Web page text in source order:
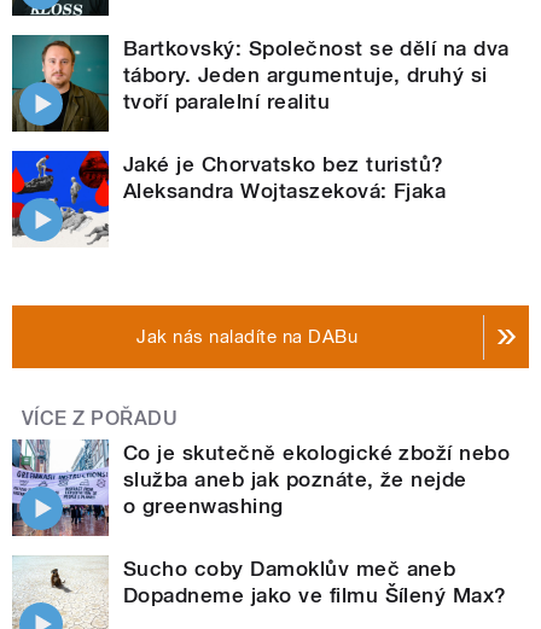
Bartkovský: Společnost se dělí na dva
tábory. Jeden argumentuje, druhý si
tvoří paralelní realitu
Jaké je Chorvatsko bez turistů?
Aleksandra Wojtaszeková: Fjaka
Jak nás naladíte na DABu
VÍCE Z POŘADU
Co je skutečně ekologické zboží nebo
služba aneb jak poznáte, že nejde
o greenwashing
Sucho coby Damoklův meč aneb
Dopadneme jako ve filmu Šílený Max?